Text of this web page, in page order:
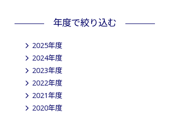
年度で絞り込む
2025年度
2024年度
2023年度
2022年度
2021年度
2020年度